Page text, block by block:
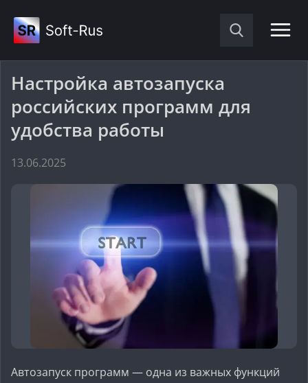
Настройка автозапуска
российских программ для
удобства работы
13.06.2025
Автозапуск программ — одна из важных функций